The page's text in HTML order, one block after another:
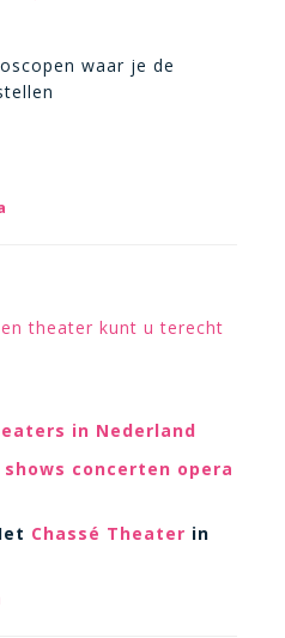
waar je de
theater kunt u terecht
in Nederland
concerten opera
Chassé Theater in